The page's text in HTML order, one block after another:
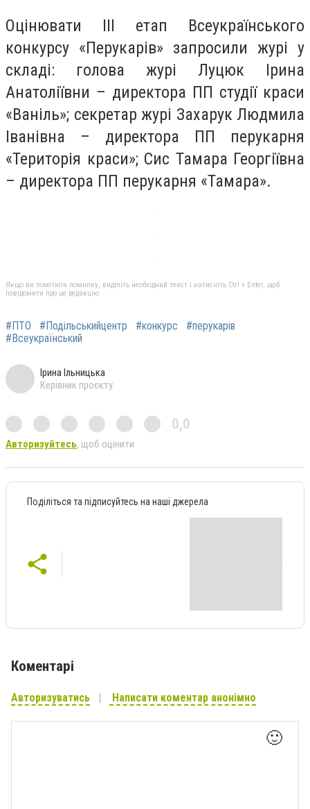
Оцінювати III етап Всеукраїнського
конкурсу «Перукарів» запросили журі у
складі: голова журі Луцюк Ірина
Анатоліївни – директора ПП студії краси
«Ваніль»; секретар журі Захарук Людмила
Іванівна – директора ПП перукарня
«Територія краси»; Сис Тамара Георгіївна
– директора ПП перукарня «Тамара».
Якщо ви помітили помилку, виділіть необхідний текст і натисніть Ctrl + Enter, щоб
повідомити про це редакцію
#ПТО #Подільськийцентр #конкурс
#перукарів
#Всеукраїнський
Ірина Ільницька
Керівник проєкту
0,0
Авторизуйтесь, щоб оцінити
Поділіться та підписуйтесь на наші джерела
Коментарі
Авторизуватись Написати коментар анонімно
🙂